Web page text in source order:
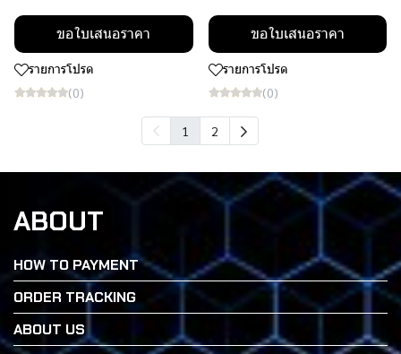
ขอใบเสนอราคา
รายการโปรด
(0)
ขอใบเสนอราคา
รายการโปรด
(0)
1 2
ABOUT
HOW TO PAYMENT
ORDER TRACKING
ABOUT US